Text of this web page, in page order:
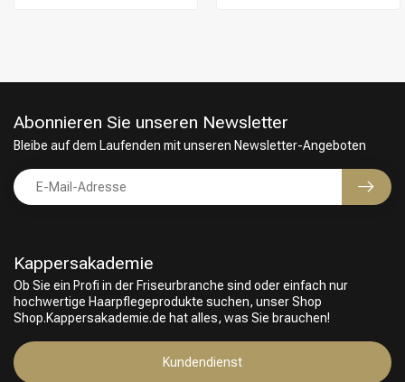
Friseurwahl
Kappersakademie
Ob Sie ein Profi in der Friseurbranche sind oder einfach nur
hochwertige Haarpflegeprodukte suchen, unser Shop
Shop.Kappersakademie.de hat alles, was Sie brauchen!
Kundendienst
Abonnieren Sie unseren Newsletter
Bleibe auf dem Laufenden mit unseren Newsletter-Angeboten